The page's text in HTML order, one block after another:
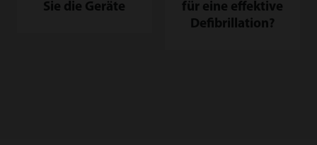
Sie die Geräte
für eine effektive
Defibrillation?